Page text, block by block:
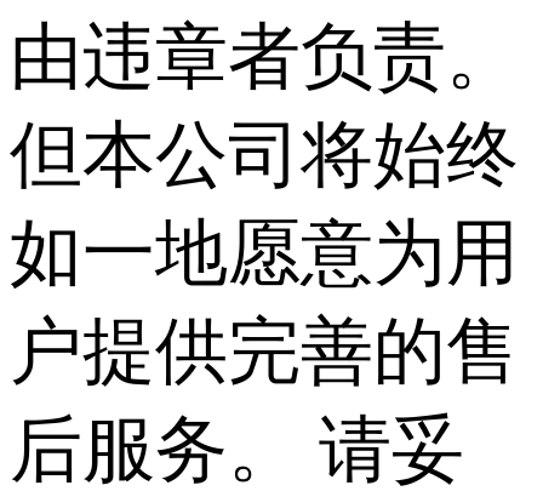
由违章者负责。
但本公司将始终
如一地愿意为用
户提供完善的售
后服务。 请妥